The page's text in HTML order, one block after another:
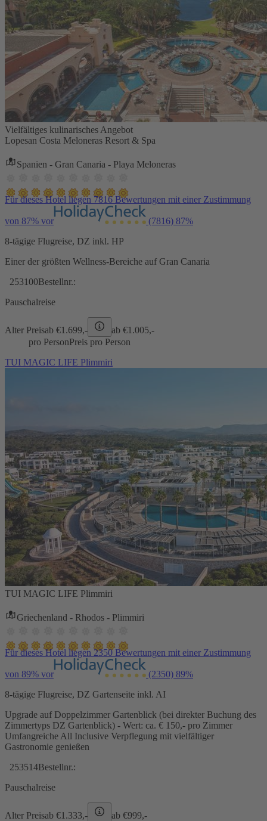
Vielfältiges kulinarisches Angebot
Lopesan Costa Meloneras Resort & Spa
Spanien - Gran Canaria - Playa Meloneras
Für dieses Hotel liegen 7816 Bewertungen mit einer Zustimmung
von 87% vor (7816) 87%
8-tägige Flugreise, DZ inkl. HP
Einer der größten Wellness-Bereiche auf Gran Canaria
253100Bestellnr.:
Pauschalreise
Alter Preisab €1.699,- ab €1.005,-
pro PersonPreis pro Person
TUI MAGIC LIFE Plimmiri
TUI MAGIC LIFE Plimmiri
Griechenland - Rhodos - Plimmiri
Für dieses Hotel liegen 2350 Bewertungen mit einer Zustimmung
von 89% vor (2350) 89%
8-tägige Flugreise, DZ Gartenseite inkl. AI
Upgrade auf Doppelzimmer Gartenblick (bei direkter Buchung des
Zimmertyps DZ Gartenblick) - Wert: ca. € 150,- pro Zimmer
Umfangreiche All Inclusive Verpflegung mit vielfältiger
Gastronomie genießen
253514Bestellnr.:
Pauschalreise
Alter Preisab €1.333,- ab €999,-